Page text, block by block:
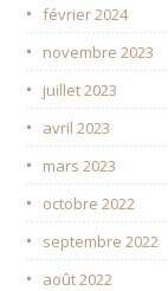
février 2024
novembre 2023
juillet 2023
avril 2023
mars 2023
octobre 2022
septembre 2022
août 2022